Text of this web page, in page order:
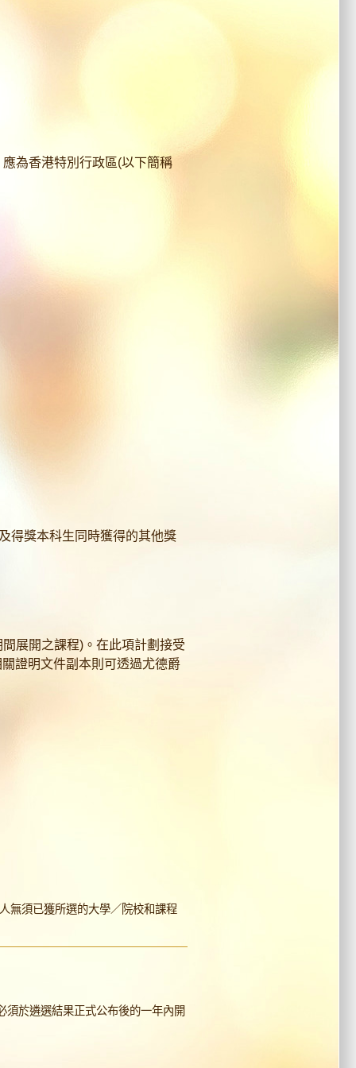
為香港特別行政區(以下簡稱
得獎本科生同時獲得的其他獎
展開之課程)。在此項計劃接受
證明文件副本則可透過尤德爵
無須已獲所選的大學／院校和課程
須於遴選結果正式公布後的一年內開